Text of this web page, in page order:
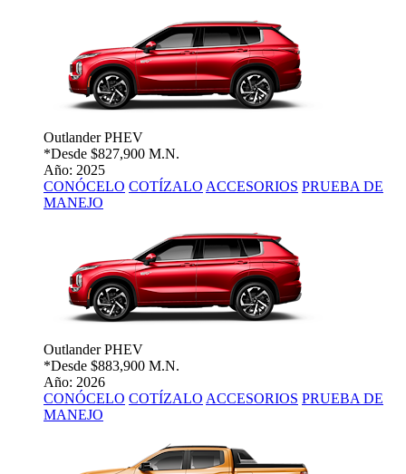
Outlander PHEV
*Desde $827,900 M.N.
Año: 2025
CONÓCELO COTÍZALO ACCESORIOS PRUEBA DE
MANEJO
Outlander PHEV
*Desde $883,900 M.N.
Año: 2026
CONÓCELO COTÍZALO ACCESORIOS PRUEBA DE
MANEJO